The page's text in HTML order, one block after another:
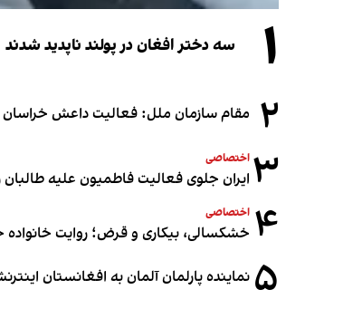
۱ سه دختر افغان در پولند ناپدید شدند
۲ مقام سازمان ملل: فعالیت داعش خراسان
۳ اختصاصی
ایران جلوی فعالیت فاطمیون علیه طالبان
۴ اختصاصی
خشکسالی، بیکاری و قرض؛ روایت خانواده
۵ نماینده پارلمان آلمان به افغانستان